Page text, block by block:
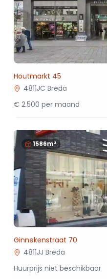
Houtmarkt 45
4811JC Breda
€ 2.500 per maand
1586m²
Ginnekenstraat 70
4811JJ Breda
Huurprijs niet beschikbaar